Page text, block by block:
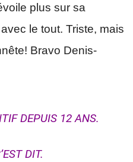
plus sur sa
le tout. Triste, mais
Bravo Denis-
DEPUIS 12 ANS.
DIT.